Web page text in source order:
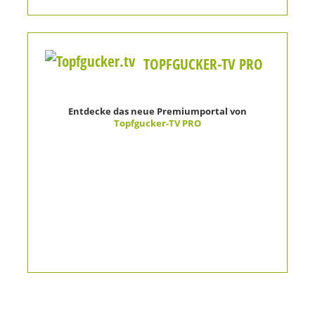
TOPFGUCKER-TV PRO
Entdecke das neue Premiumportal von
Topfgucker-TV PRO